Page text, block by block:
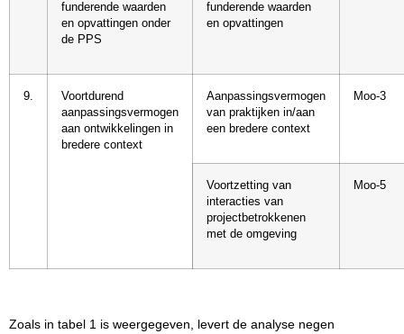
funderende waarden
en opvattingen onder
de PPS
funderende waarden
en opvattingen
9.
Voortdurend
aanpassingsvermogen
aan ontwikkelingen in
bredere context
Aanpassingsvermogen
van praktijken in/aan
een bredere context
Moo-3
Voortzetting van
interacties van
projectbetrokkenen
met de omgeving
Moo-5
Zoals in tabel 1 is weergegeven, levert de analyse negen